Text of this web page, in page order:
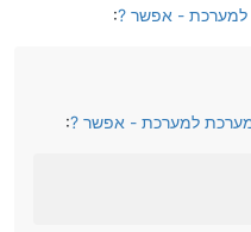
למערכת - אפשר ?:
למערכת - אפשר ?: